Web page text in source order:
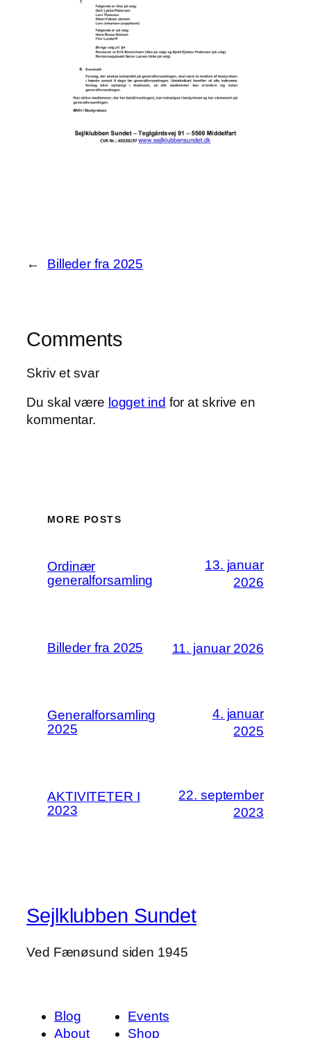
← Billeder fra 2025
Comments
Skriv et svar
Du skal være logget ind for at skrive en
kommentar.
MORE POSTS
Ordinær
generalforsamling
13. januar
2026
Billeder fra 2025 11. januar 2026
Generalforsamling
2025
4. januar
2025
AKTIVITETER I
2023
22. september
2023
Sejlklubben Sundet
Ved Fænøsund siden 1945
Blog
About
Events
Shop